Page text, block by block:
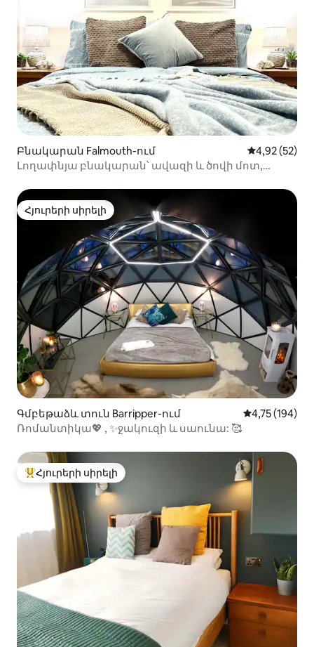
Բնակարան Falmouth-ում Միջին
4,92 (52)
Լողափնյա բնակարան՝ ավազի և ծովի մոտ,
Հյուրերի սիրելի
Հյուրերի սիրելի
Գմբեթաձև տուն Barripper-ում Միջին
4,75 (194)
Ռոմանտիկա💖 , ✨ջակուզի և սաունա: 🥰
Հյուրերի սիրելի լավագույն տները
Հյուրերի սիրելի